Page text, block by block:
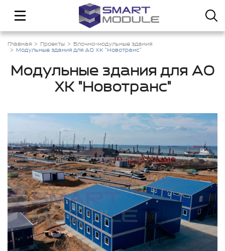
Главная Проекты
Блочно-модульные здания
Модульные здания для АО ХК "Новотранс"
Модульные здания для АО
ХК "Новотранс"